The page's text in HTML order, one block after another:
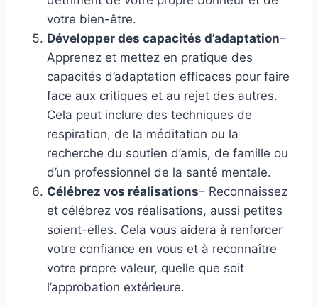
votre bien-être.
Développer des capacités d’adaptation–
Apprenez et mettez en pratique des
capacités d’adaptation efficaces pour faire
face aux critiques et au rejet des autres.
Cela peut inclure des techniques de
respiration, de la méditation ou la
recherche du soutien d’amis, de famille ou
d’un professionnel de la santé mentale.
Célébrez vos réalisations– Reconnaissez
et célébrez vos réalisations, aussi petites
soient-elles. Cela vous aidera à renforcer
votre confiance en vous et à reconnaître
votre propre valeur, quelle que soit
l’approbation extérieure.